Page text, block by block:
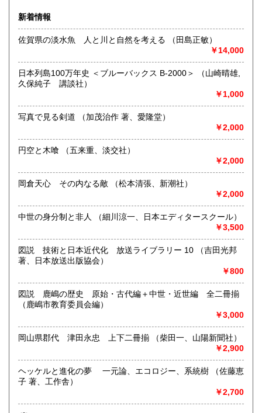
○創業40年のインボイス適格業者です。 登録番号
T3810830059146
※商店形式ではなく通販主体の、倉庫＋事務所形式の営業で
す。通販歴35年。出張等で不在も多く、店主不在の場合店頭
対応できません。
また商品によりましては本社外倉庫にての管理商品もありま
yogakudo@bronze.ocn.ne.jp）前もってご連絡いただき、お
時間ご予約の上ご来店下さい。
申し訳ございませんが倉庫へのお立ち入りは、安全と商品管
理上お断りいたしております。
古文書類・和洋学術書・経営学・会計学・出版事業。在庫20
万冊。
は良く使いますので「洋学堂書店へ」だけでOKです）。JR
鍋島駅からは15分ほど歩きすこし不便です。
20分ほどかかります)
最寄駅：JR佐賀駅よりタクシー15分JR佐賀駅よりタクシー
15分(久保田タクシー0952-29-4141は「マリトピアの近くの
洋学堂書店へ」だけで通じます。市内は駅やホテルへ呼びつ
け可能)
営業時間：年末年始変わらず営業します。朝9:00-夜18:00(ご
まえもってご連絡の上お越しいただきますようお願いいたし
ます)
書籍の買取について
新着情報
佐賀県の淡水魚 人と川と自然を考える （田島正敏）
￥14,000
日本列島100万年史 ＜ブルーバックス B-2000＞ （山崎晴雄,
久保純子 講談社）
￥1,000
写真で見る剣道 （加茂治作 著、愛隆堂）
￥2,000
円空と木喰 （五来重、淡交社）
￥2,000
岡倉天心 その内なる敵 （松本清張、新潮社）
￥2,000
中世の身分制と非人 （細川涼一、日本エディタースクール）
￥3,500
図説 技術と日本近代化 放送ライブラリー 10 （吉田光邦
著、日本放送出版協会）
￥800
図説 鹿嶋の歴史 原始・古代編＋中世・近世編 全二冊揃
（鹿嶋市教育委員会編）
￥3,000
岡山県郡代 津田永忠 上下二冊揃 （柴田一、山陽新聞社）
￥2,900
ヘッケルと進化の夢 一元論、エコロジー、系統樹 （佐藤恵
子 著、工作舎）
￥2,700